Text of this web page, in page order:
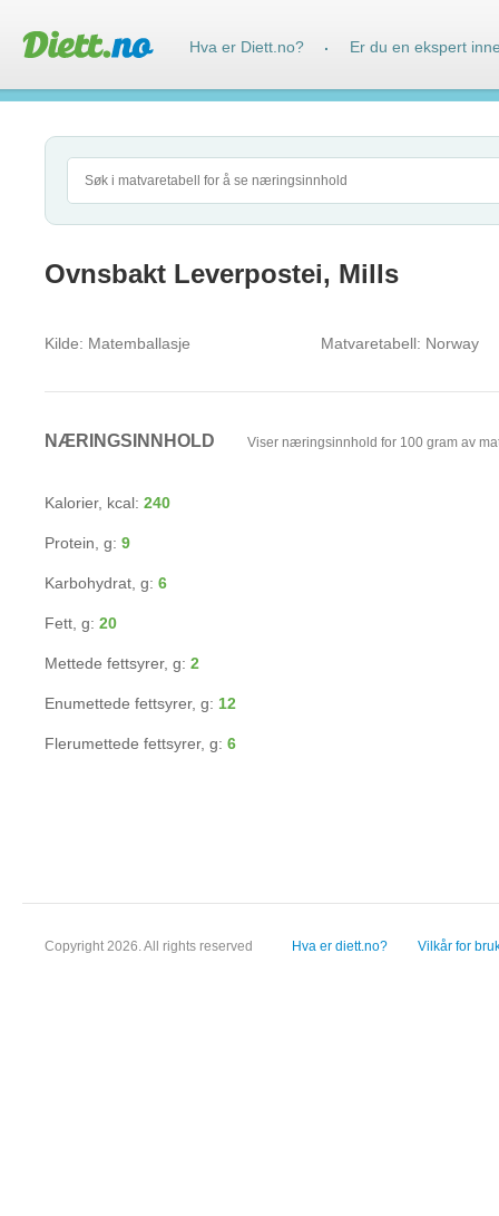
Ovnsbakt Leverpostei, Mills
Kilde: Matemballasje Matvaretabell: Norway
NÆRINGSINNHOLD Viser næringsinnhold for 100 gram av
Kalorier, kcal: 240
Protein, g: 9
Karbohydrat, g: 6
Fett, g: 20
Mettede fettsyrer, g: 2
Enumettede fettsyrer, g: 12
Flerumettede fettsyrer, g: 6
Copyright 2026. All rights reserved Hva er diett.no? Vilkår for
Hva er Diett.no? · Er du en ekspert